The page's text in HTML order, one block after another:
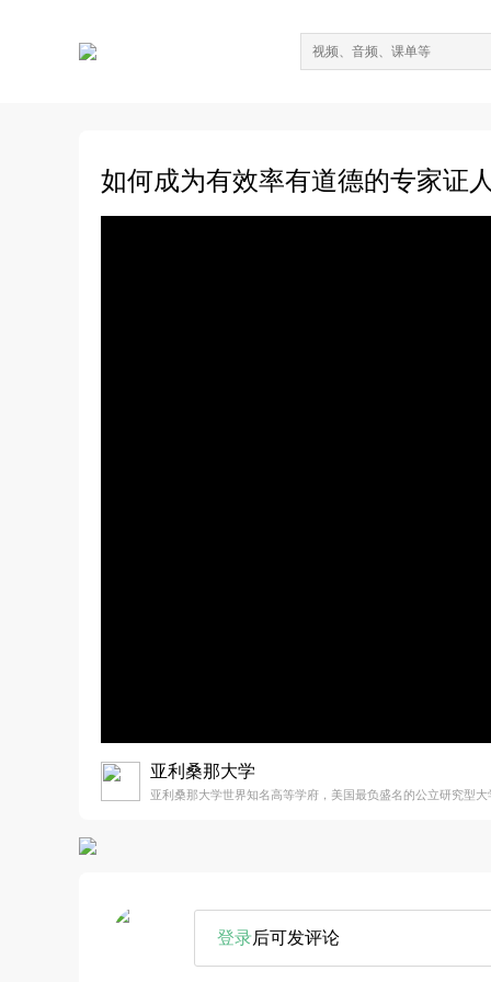
如何成为有效率有道德的专家证人
亚利桑那大学
亚利桑那大学世界知名高等学府，美国最负盛名的公立研究型大
登录后可发评论